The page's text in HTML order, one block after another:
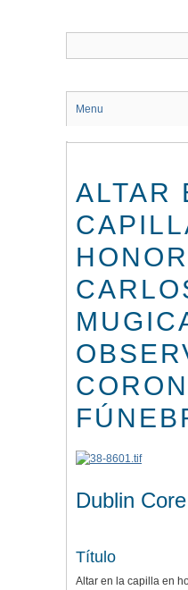
Menu
ALTAR
Dublin Core
Título
Altar en la capilla en